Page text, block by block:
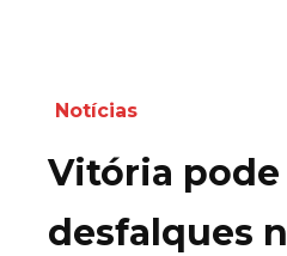
Notícias
Vitória
desfalques